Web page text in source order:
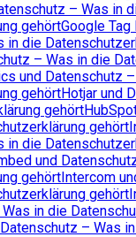
– Was in
gehörtGoogle Tag
in die
– Was in die
und Datenschutz
gehörtHotjar und
gehört
gehört
in die
und
gehörtIntercom
gehört
in die
– Was